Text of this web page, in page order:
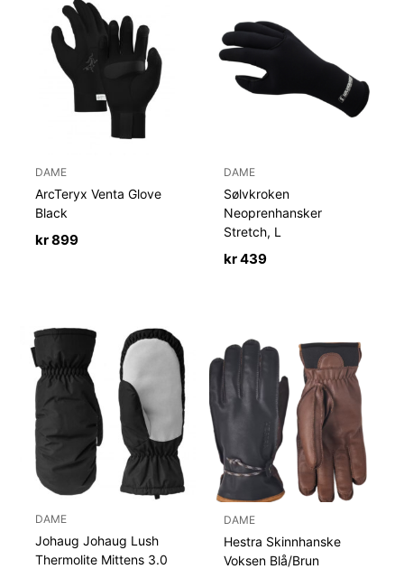
DAME
ArcTeryx Venta Glove
Black
kr899
DAME
Sølvkroken
Neoprenhansker
Stretch, L
kr439
DAME
Johaug Johaug Lush
Thermolite Mittens 3.0
DAME
Hestra Skinnhanske
Voksen Blå/Brun